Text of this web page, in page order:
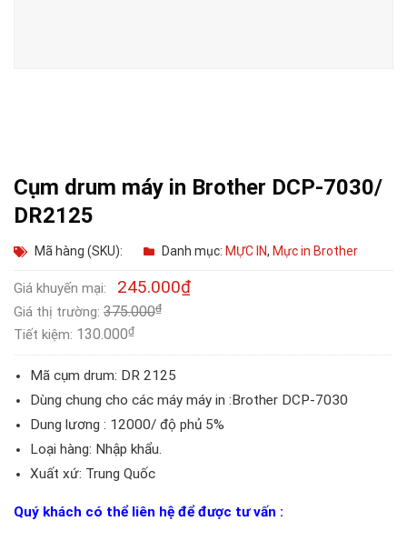
Cụm drum máy in Brother DCP-7030/
DR2125
Mã hàng (SKU): Danh mục: MỰC IN, Mực in Brother
Giá khuyến mại: 245.000₫
Giá thị trường: 375.000₫
Tiết kiệm: 130.000₫
Mã cụm drum: DR 2125
Dùng chung cho các máy máy in :Brother DCP-7030
Dung lương : 12000/ độ phủ 5%
Loại hàng: Nhập khẩu.
Xuất xứ: Trung Quốc
Quý khách có thể liên hệ để được tư vấn :